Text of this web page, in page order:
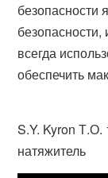
безопасности
всегда
обеспечить
S.Y. Kyron Т.О.
натяжитель